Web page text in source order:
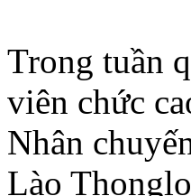
Trong tuần
viên chức
Nhân
Lào